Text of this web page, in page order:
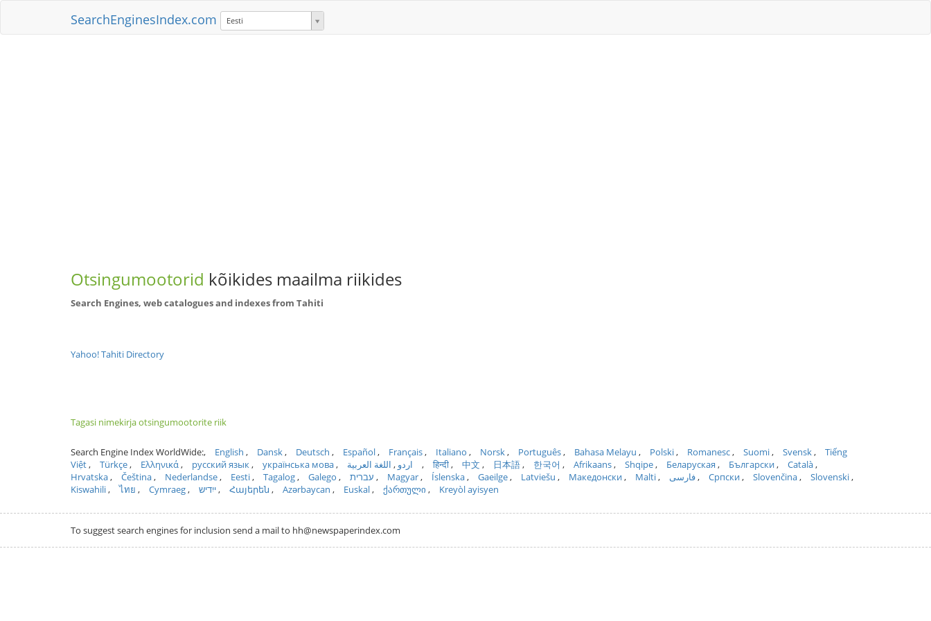
SearchEnginesIndex.com Eesti
Otsingumootorid kõikides maailma riikides
Search Engines, web catalogues and indexes from Tahiti
Yahoo! Tahiti Directory
Tagasi nimekirja otsingumootorite riik
Search Engine Index WorldWide: English Dansk Deutsch Español Français Italiano Norsk Português Bahasa Melayu Polski Romanesc Suomi Svensk
Tiếng
Việt
Türkçe Ελληνικά русский язык українська мова اردو اللغة العربية हिन्दी 中文 日本語 한국어 Afrikaans Shqipe Беларуская Български
Català
Hrvatska
Čeština Nederlandse Eesti Tagalog Galego עברית Magyar Íslenska Gaeilge Latviešu Македонски Malti فارسی Српски Slovenčina
Slovenski
Kiswahili
ไทย Cymraeg ייִדיש Հայերեն Azərbaycan Euskal ქართული Kreyòl ayisyen
To suggest search engines for inclusion send a mail to hh@newspaperindex.com